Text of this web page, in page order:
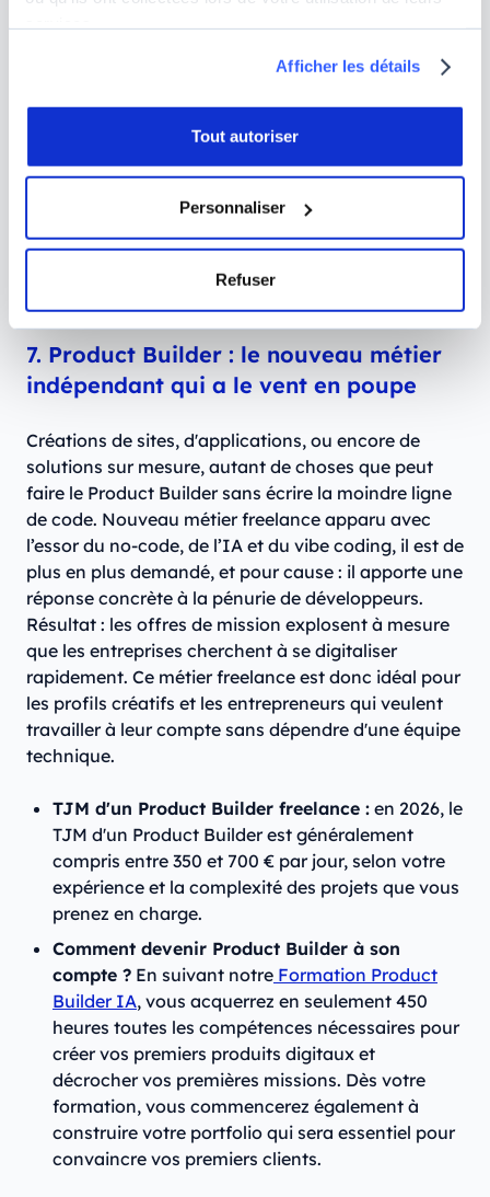
Afficher les détails
Tout autoriser
Personnaliser
Refuser
travailler sur des projets très variés.
digital indépendant :le TJM varie de 530 à 700 €
selon votre expérience.
Comment devenir chef de projet digital à son
de maîtriser des outils de gestion comme Jira,
Trello ou Notion, d’avoir une forte connaissance
du secteur digital, et de développer une posture
7. Product Builder : le nouveau métier
indépendant qui a le vent en poupe
Créations de sites, d'applications, ou encore de
solutions sur mesure, autant de choses que peut
faire le Product Builder sans écrire la moindre ligne
de code. Nouveau métier freelance apparu avec
l’essor du no-code, de l’IA et du vibe coding, il est de
plus en plus demandé, et pour cause : il apporte une
réponse concrète à la pénurie de développeurs.
Résultat : les offres de mission explosent à mesure
que les entreprises cherchent à se digitaliser
rapidement. Ce métier freelance est donc idéal pour
les profils créatifs et les entrepreneurs qui veulent
travailler à leur compte sans dépendre d'une équipe
technique.
TJM d'un Product Builder freelance : en 2026, le
TJM d'un Product Builder est généralement
compris entre 350 et 700 € par jour, selon votre
expérience et la complexité des projets que vous
prenez en charge.
Comment devenir Product Builder à son
compte ? En suivant notre Formation Product
Builder IA, vous acquerrez en seulement 450
heures toutes les compétences nécessaires pour
créer vos premiers produits digitaux et
décrocher vos premières missions. Dès votre
formation, vous commencerez également à
construire votre portfolio qui sera essentiel pour
convaincre vos premiers clients.